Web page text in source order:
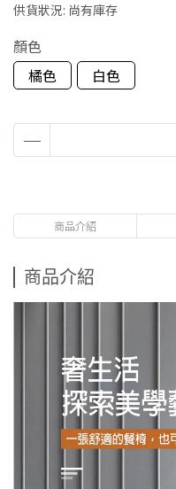
供貨狀況: 尚有庫存
顏色
橘色
白色
商品介紹
商品介紹